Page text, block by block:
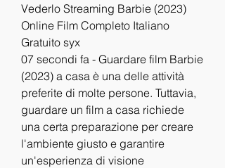
Vederlo Streaming Barbie (2023)
Online Film Completo Italiano
Gratuito syx
07 secondi fa - Guardare film Barbie
(2023) a casa è una delle attività
preferite di molte persone. Tuttavia,
guardare un film a casa richiede
una certa preparazione per creare
l'ambiente giusto e garantire
un'esperienza di visione